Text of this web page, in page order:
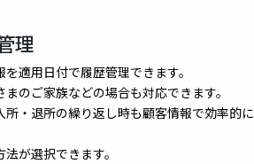
理
適用日付で履歴管理できます。
のご家族などの場合も対応できます。
所・退所の繰り返し時も顧客情報で効率的に
が選択できます。